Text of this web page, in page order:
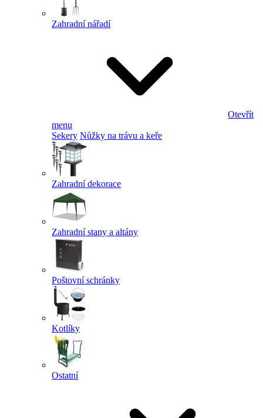
Zahradní nářadí
Otevřít
menu
Sekery Nůžky na trávu a keře
Zahradní dekorace
Zahradní stany a altány
Poštovní schránky
Kotlíky
Ostatní